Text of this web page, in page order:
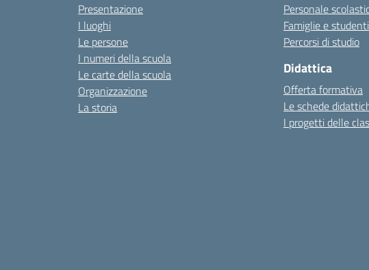
Presentazione
I luoghi
Le persone
I numeri della scuola
Le carte della scuola
Organizzazione
La storia
Personale
Famiglie e studenti
Percorsi di studio
Didattica
Offerta formativa
Le schede
I progetti delle